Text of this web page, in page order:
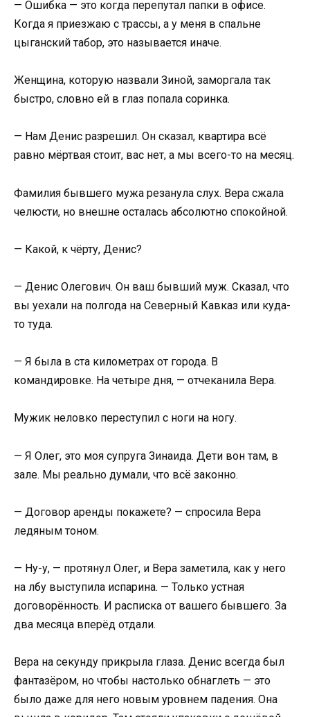
— Ошибка — это когда перепутал папки в офисе.
Когда я приезжаю с трассы, а у меня в спальне
цыганский табор, это называется иначе.
Женщина, которую назвали Зиной, заморгала так
быстро, словно ей в глаз попала соринка.
— Нам Денис разрешил. Он сказал, квартира всё
равно мёртвая стоит, вас нет, а мы всего-то на месяц.
Фамилия бывшего мужа резанула слух. Вера сжала
челюсти, но внешне осталась абсолютно спокойной.
— Какой, к чёрту, Денис?
— Денис Олегович. Он ваш бывший муж. Сказал, что
вы уехали на полгода на Северный Кавказ или куда-
то туда.
— Я была в ста километрах от города. В
командировке. На четыре дня, — отчеканила Вера.
Мужик неловко переступил с ноги на ногу.
— Я Олег, это моя супруга Зинаида. Дети вон там, в
зале. Мы реально думали, что всё законно.
— Договор аренды покажете? — спросила Вера
ледяным тоном.
— Ну-у, — протянул Олег, и Вера заметила, как у него
на лбу выступила испарина. — Только устная
договорённость. И расписка от вашего бывшего. За
два месяца вперёд отдали.
Вера на секунду прикрыла глаза. Денис всегда был
фантазёром, но чтобы настолько обнаглеть — это
было даже для него новым уровнем падения. Она